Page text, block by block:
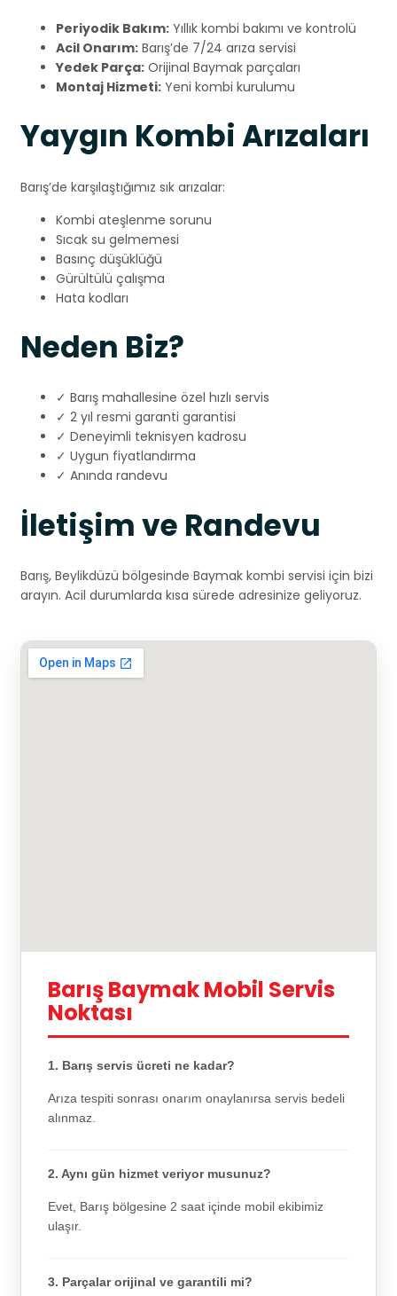
Periyodik Bakım: Yıllık kombi bakımı ve kontrolü
Acil Onarım: Barış’de 7/24 arıza servisi
Yedek Parça: Orijinal Baymak parçaları
Montaj Hizmeti: Yeni kombi kurulumu
Yaygın Kombi Arızaları
Barış’de karşılaştığımız sık arızalar:
Kombi ateşlenme sorunu
Sıcak su gelmemesi
Basınç düşüklüğü
Gürültülü çalışma
Hata kodları
Neden Biz?
✓ Barış mahallesine özel hızlı servis
✓ 2 yıl resmi garanti garantisi
✓ Deneyimli teknisyen kadrosu
✓ Uygun fiyatlandırma
✓ Anında randevu
İletişim ve Randevu
Barış, Beylikdüzü bölgesinde Baymak kombi servisi için bizi
arayın. Acil durumlarda kısa sürede adresinize geliyoruz.
Barış Baymak Mobil Servis
Noktası
1. Barış servis ücreti ne kadar?
Arıza tespiti sonrası onarım onaylanırsa servis bedeli
alınmaz.
2. Aynı gün hizmet veriyor musunuz?
Evet, Barış bölgesine 2 saat içinde mobil ekibimiz
ulaşır.
3. Parçalar orijinal ve garantili mi?